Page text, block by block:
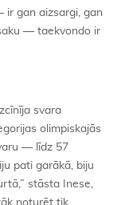
ir gan aizsargi, gan
— taekvondo ir
svara
olimpiskajās
— līdz 57
pati garākā, biju
stāsta Inese,